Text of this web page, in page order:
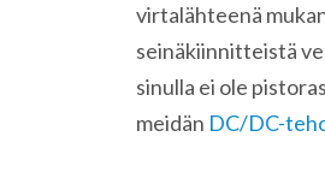
virtalähteenä
seinäkiinnitteistä
sinulla ei ole
meidän DC/DC-